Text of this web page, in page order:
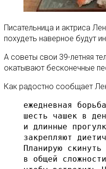
Писательница и актриса
похудеть наверное будут
А советы свои 39-летняя
окатывают бесконечные
Как радостно сообщает
ежедневная
шесть чашек в
и длинные
закрепляют
Планирую
в общей